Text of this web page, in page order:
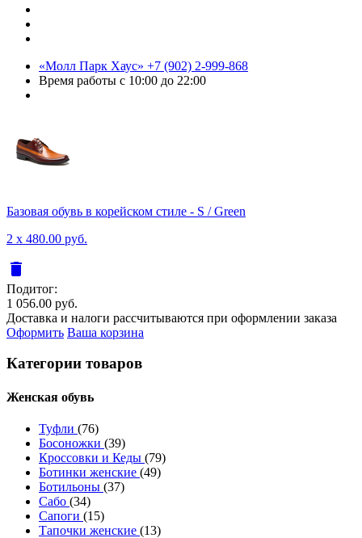
«Молл Парк Хаус» +7 (902) 2-999-868
Время работы с 10:00 до 22:00
Базовая обувь в корейском стиле - S / Green
2 x 480.00 руб.
delete
Подитог:
1 056.00 руб.
Доставка и налоги рассчитываются при оформлении заказа
Оформить Ваша корзина
Категории товаров
Женcкая обувь
Туфли (76)
Босоножки (39)
Кроссовки и Кеды (79)
Ботинки женские (49)
Ботильоны (37)
Сабо (34)
Сапоги (15)
Тапочки женские (13)